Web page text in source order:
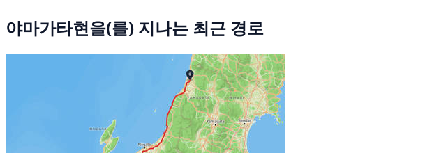
야마가타현을(를) 지나는 최근 경로